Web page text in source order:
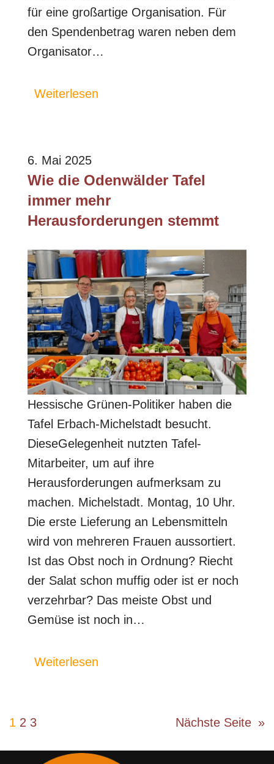
für eine großartige Organisation. Für
den Spendenbetrag waren neben dem
Organisator…
Weiterlesen
6. Mai 2025
Wie die Odenwälder Tafel
immer mehr
Herausforderungen stemmt
Hessische Grünen-Politiker haben die
Tafel Erbach-Michelstadt besucht.
DieseGelegenheit nutzten Tafel-
Mitarbeiter, um auf ihre
Herausforderungen aufmerksam zu
machen. Michelstadt. Montag, 10 Uhr.
Die erste Lieferung an Lebensmitteln
wird von mehreren Frauen aussortiert.
Ist das Obst noch in Ordnung? Riecht
der Salat schon muffig oder ist er noch
verzehrbar? Das meiste Obst und
Gemüse ist noch in…
Weiterlesen
1 2 3 Nächste Seite »